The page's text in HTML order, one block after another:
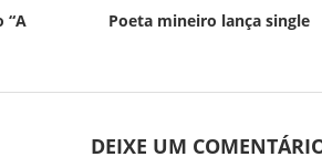
“A
Poeta mineiro lança single
DEIXE UM